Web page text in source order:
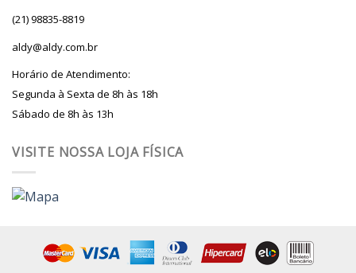
(21) 98835-8819
aldy@aldy.com.br
Horário de Atendimento:
Segunda à Sexta de 8h às 18h
Sábado de 8h às 13h
VISITE NOSSA LOJA FÍSICA